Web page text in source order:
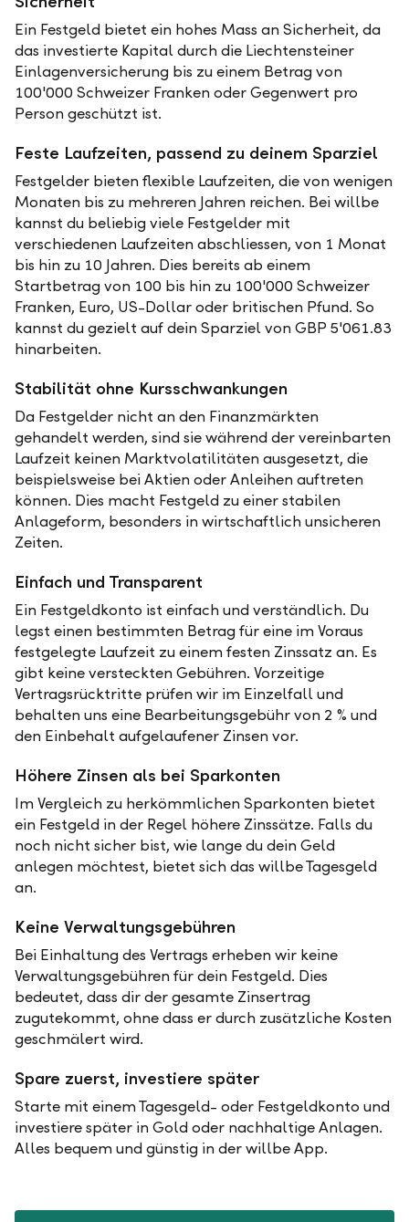
Ein Festgeld bietet ein hohes Mass an Sicherheit, da
das investierte Kapital durch die Liechtensteiner
Einlagenversicherung bis zu einem Betrag von
100'000 Schweizer Franken oder Gegenwert pro
Person geschützt ist.
Feste Laufzeiten, passend zu deinem Sparziel
Festgelder bieten flexible Laufzeiten, die von wenigen
Monaten bis zu mehreren Jahren reichen. Bei willbe
kannst du beliebig viele Festgelder mit
verschiedenen Laufzeiten abschliessen, von 1 Monat
bis hin zu 10 Jahren. Dies bereits ab einem
Startbetrag von 100 bis hin zu 100'000 Schweizer
Franken, Euro, US-Dollar oder britischen Pfund. So
kannst du gezielt auf dein Sparziel von GBP 5'061.83
hinarbeiten.
Stabilität ohne Kursschwankungen
Da Festgelder nicht an den Finanzmärkten
gehandelt werden, sind sie während der vereinbarten
Laufzeit keinen Marktvolatilitäten ausgesetzt, die
beispielsweise bei Aktien oder Anleihen auftreten
können. Dies macht Festgeld zu einer stabilen
Anlageform, besonders in wirtschaftlich unsicheren
Zeiten.
Einfach und Transparent
Ein Festgeldkonto ist einfach und verständlich. Du
legst einen bestimmten Betrag für eine im Voraus
festgelegte Laufzeit zu einem festen Zinssatz an. Es
gibt keine versteckten Gebühren. Vorzeitige
Vertragsrücktritte prüfen wir im Einzelfall und
behalten uns eine Bearbeitungsgebühr von 2 % und
den Einbehalt aufgelaufener Zinsen vor.
Höhere Zinsen als bei Sparkonten
Im Vergleich zu herkömmlichen Sparkonten bietet
ein Festgeld in der Regel höhere Zinssätze. Falls du
noch nicht sicher bist, wie lange du dein Geld
anlegen möchtest, bietet sich das willbe Tagesgeld
an.
Keine Verwaltungsgebühren
Bei Einhaltung des Vertrags erheben wir keine
Verwaltungsgebühren für dein Festgeld. Dies
bedeutet, dass dir der gesamte Zinsertrag
zugutekommt, ohne dass er durch zusätzliche Kosten
geschmälert wird.
Spare zuerst, investiere später
Starte mit einem Tagesgeld- oder Festgeldkonto und
investiere später in Gold oder nachhaltige Anlagen.
Alles bequem und günstig in der willbe App.